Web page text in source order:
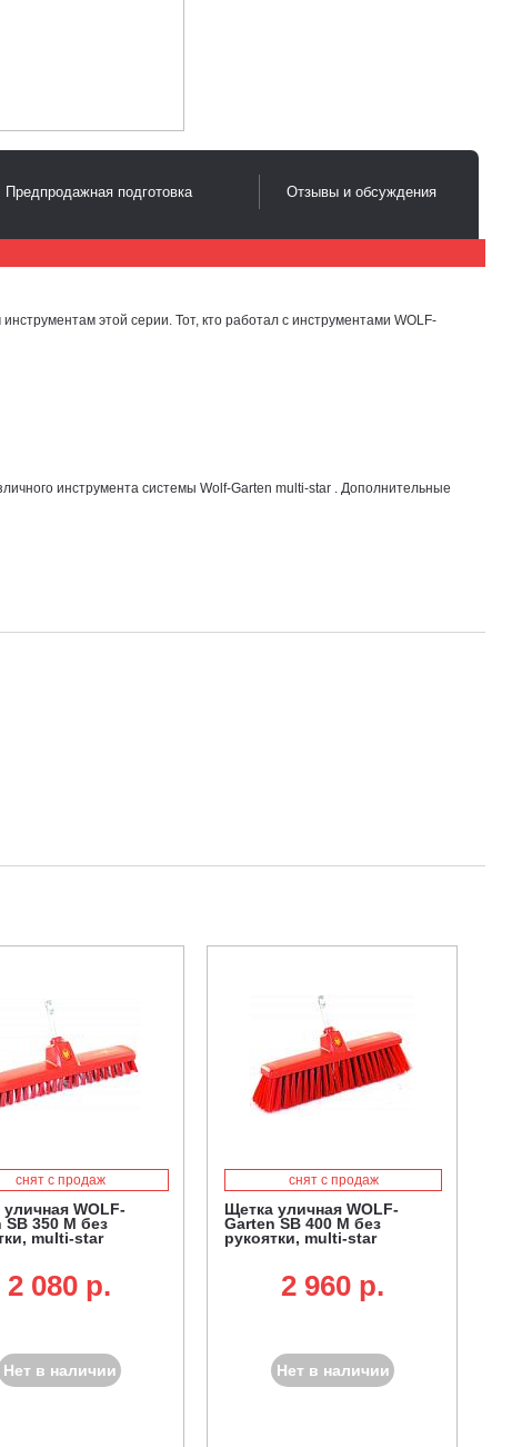
этой серии. Тот, кто работал с инструментами WOLF-
инструмента системы Wolf-Garten multi-star . Дополнительные
снят с продаж
WOLF-
SB 350 M без
multi-star
2 080 p.
Нет в наличии
снят с продаж
Щетка уличная WOLF-
Garten SB 400 M без
рукоятки, multi-star
2 960 p.
Нет в наличии
Предпродажная подготовка Отзывы и обсуждения